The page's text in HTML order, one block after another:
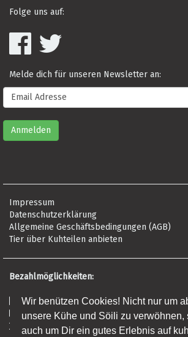
Wir benützen Cookies! Nicht nur um
unsere Kühe und Söili zu verwöhnen,
auch um Dir ein gutes Erlebnis auf
Folge uns auf:
Melde dich für unseren Newsletter an:
Impressum
Datenschutzerklärung
Allgemeine Geschäftsbedingungen (AGB)
Tier über Kuhteilen anbieten
Bezahlmöglichkeiten:
Risikofrei per Rechnung
Kreditkarte (Visa, Mastercard, Amex)
Banküberweisung (Frist: 5 Tage)